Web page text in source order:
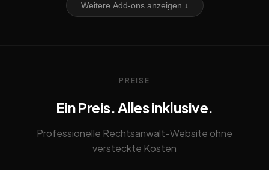
Weitere Add-ons anzeigen ↓
PREISE
Ein Preis. Alles inklusive.
Professionelle Rechtsanwalt-Website ohne
versteckte Kosten